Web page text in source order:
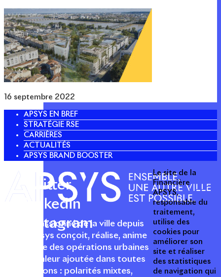
16 septembre 2022
APSYS EN BREF
STRATÉGIE RSE
CARRIÈRES
ACTUALITÉS
APSYS BRAND BOOSTER
Acteur passionné de la ville depuis
1996, Apsys conçoit, réalise, anime
et valorise des opérations urbaines
à forte valeur ajoutée dans toutes
les fonctions : polarités mixtes,
Twitter
Linkedin
Instagram
Le site de la
Financière
APSYS,
responsable du
traitement,
utilise des
cookies pour
améliorer son
site et réaliser
des statistiques
de navigation qui